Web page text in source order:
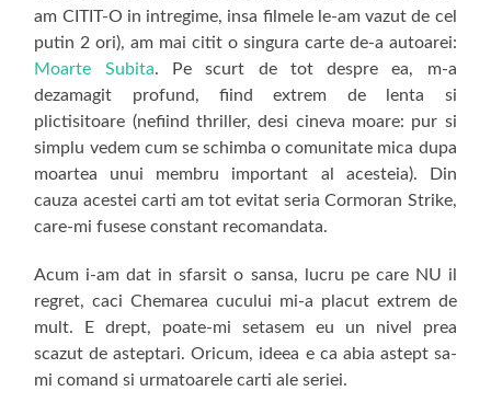
am CITIT-O in intregime, insa filmele le-am vazut de cel
putin 2 ori), am mai citit o singura carte de-a autoarei:
Moarte Subita. Pe scurt de tot despre ea, m-a
dezamagit profund, fiind extrem de lenta si
plictisitoare (nefiind thriller, desi cineva moare: pur si
simplu vedem cum se schimba o comunitate mica dupa
moartea unui membru important al acesteia). Din
cauza acestei carti am tot evitat seria Cormoran Strike,
care-mi fusese constant recomandata.
Acum i-am dat in sfarsit o sansa, lucru pe care NU il
regret, caci Chemarea cucului mi-a placut extrem de
mult. E drept, poate-mi setasem eu un nivel prea
scazut de asteptari. Oricum, ideea e ca abia astept sa-
mi comand si urmatoarele carti ale seriei.